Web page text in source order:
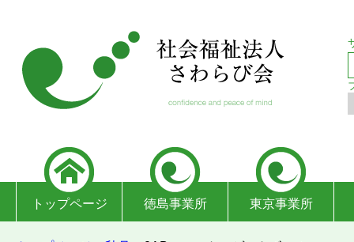
トップページ 徳島事業所 東京事業所